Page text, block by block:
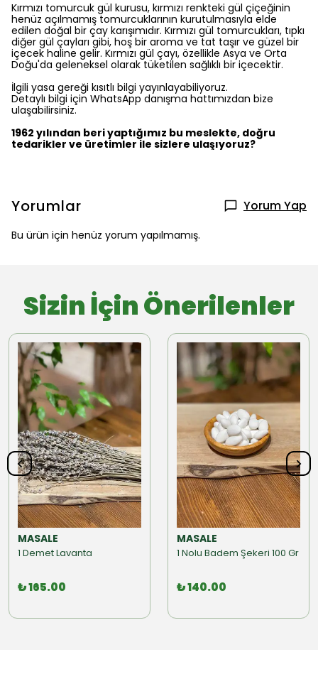
Kırmızı tomurcuk gül kurusu, kırmızı renkteki gül çiçeğinin
henüz açılmamış tomurcuklarının kurutulmasıyla elde
edilen doğal bir çay karışımıdır. Kırmızı gül tomurcukları, tıpkı
diğer gül çayları gibi, hoş bir aroma ve tat taşır ve güzel bir
içecek haline gelir. Kırmızı gül çayı, özellikle Asya ve Orta
Doğu'da geleneksel olarak tüketilen sağlıklı bir içecektir.
İlgili yasa gereği kısıtlı bilgi yayınlayabiliyoruz.
Detaylı bilgi için WhatsApp danışma hattımızdan bize
ulaşabilirsiniz.
1962 yılından beri yaptığımız bu meslekte, doğru
tedarikler ve üretimler ile sizlere ulaşıyoruz?
Yorumlar Yorum Yap
Bu ürün için henüz yorum yapılmamış.
Sizin İçin Önerilenler
MASALE
1 Demet Lavanta
₺ 165.00
MASALE
1 Nolu Badem Şekeri 100 Gr
₺ 140.00